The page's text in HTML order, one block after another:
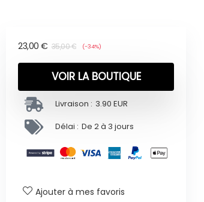
35,00€
23,00 € (-34%)
VOIR LA BOUTIQUE
Livraison : 3.90 EUR
Délai : De 2 à 3 jours
Ajouter à mes favoris